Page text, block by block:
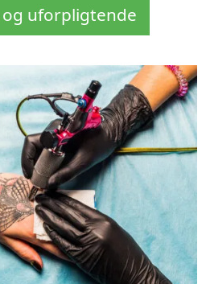
uforpligtende